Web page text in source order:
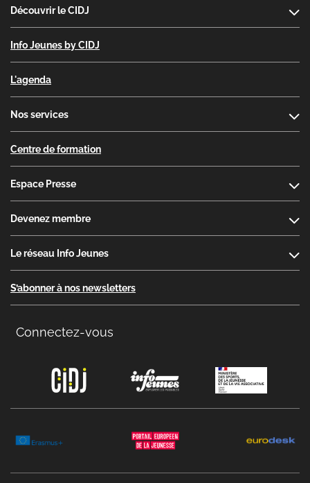
Découvrir le CIDJ
Info Jeunes by CIDJ
L'agenda
Nos services
Centre de formation
Espace Presse
Devenez membre
Le réseau Info Jeunes
S’abonner à nos newsletters
Connectez-vous